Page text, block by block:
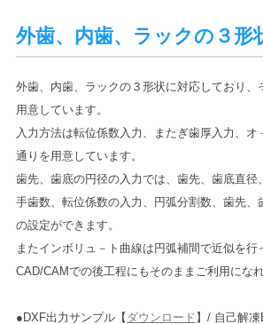
外歯、内歯、ラックの３形
外歯、内歯、ラックの３形状に対応しており、
用意しています。
入力方法は転位係数入力、またぎ歯厚入力、オ
通りを用意しています。
歯先、歯底の円径の入力では、歯先、歯底直径
手歯数、転位係数の入力、円弧分割数、歯先、
の設定ができます。
またインボリュ－ト曲線は円弧補間で近似を行
CAD/CAMでの後工程にもそのままご利用になれ
●DXF出力サンプル【 ダウンロード 】/ 自己解凍